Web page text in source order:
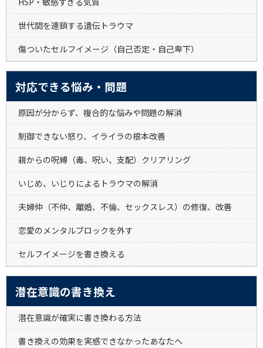
世代間を連鎖する遺伝トラウマ
傷ついたセルフイメージ（自己否定・自己卑下）
対応できる悩み・問題
原因が分からず、複合的な悩みや問題の解消
制御できない怒り、イライラの根本改善
親からの呪縛（毒、呪い、支配）クリアリング
いじめ、いじりによるトラウマの解消
夫婦仲（不仲、離婚、不倫、セックスレス）の修復、改善
恋愛のメンタルブロックを外す
セルフイメージを書き換える
潜在意識の書き換え
潜在意識が確実に書き換わる方法
書き換えの効果を実感できなかったあなたへ